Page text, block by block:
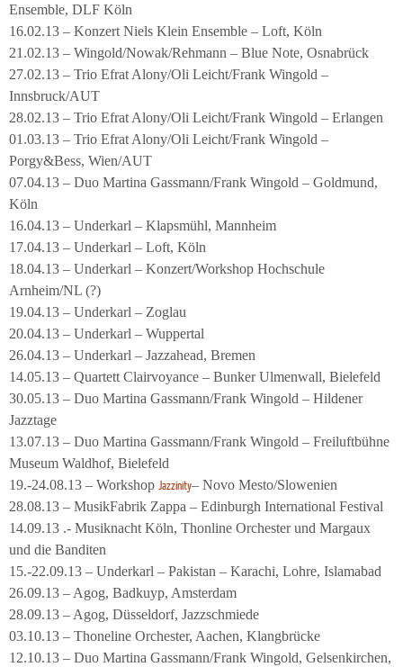
Ensemble, DLF Köln
16.02.13 – Konzert Niels Klein Ensemble – Loft, Köln
21.02.13 – Wingold/Nowak/Rehmann – Blue Note, Osnabrück
27.02.13 – Trio Efrat Alony/Oli Leicht/Frank Wingold –
Innsbruck/AUT
28.02.13 – Trio Efrat Alony/Oli Leicht/Frank Wingold – Erlangen
01.03.13 – Trio Efrat Alony/Oli Leicht/Frank Wingold –
Porgy&Bess, Wien/AUT
07.04.13 – Duo Martina Gassmann/Frank Wingold – Goldmund,
Köln
16.04.13 – Underkarl – Klapsmühl, Mannheim
17.04.13 – Underkarl – Loft, Köln
18.04.13 – Underkarl – Konzert/Workshop Hochschule
Arnheim/NL (?)
19.04.13 – Underkarl – Zoglau
20.04.13 – Underkarl – Wuppertal
26.04.13 – Underkarl – Jazzahead, Bremen
14.05.13 – Quartett Clairvoyance – Bunker Ulmenwall, Bielefeld
30.05.13 – Duo Martina Gassmann/Frank Wingold – Hildener
Jazztage
13.07.13 – Duo Martina Gassmann/Frank Wingold – Freiluftbühne
Museum Waldhof, Bielefeld
19.-24.08.13 – Workshop Jazzinity– Novo Mesto/Slowenien
28.08.13 – MusikFabrik Zappa – Edinburgh International Festival
14.09.13 .- Musiknacht Köln, Thonline Orchester und Margaux
und die Banditen
15.-22.09.13 – Underkarl – Pakistan – Karachi, Lohre, Islamabad
26.09.13 – Agog, Badkuyp, Amsterdam
28.09.13 – Agog, Düsseldorf, Jazzschmiede
03.10.13 – Thoneline Orchester, Aachen, Klangbrücke
12.10.13 – Duo Martina Gassmann/Frank Wingold, Gelsenkirchen,